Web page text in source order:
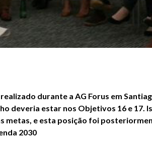
durante a AG Forus em
deveria estar nos Objetivos 16 e 17.
metas, e esta posição foi
2030